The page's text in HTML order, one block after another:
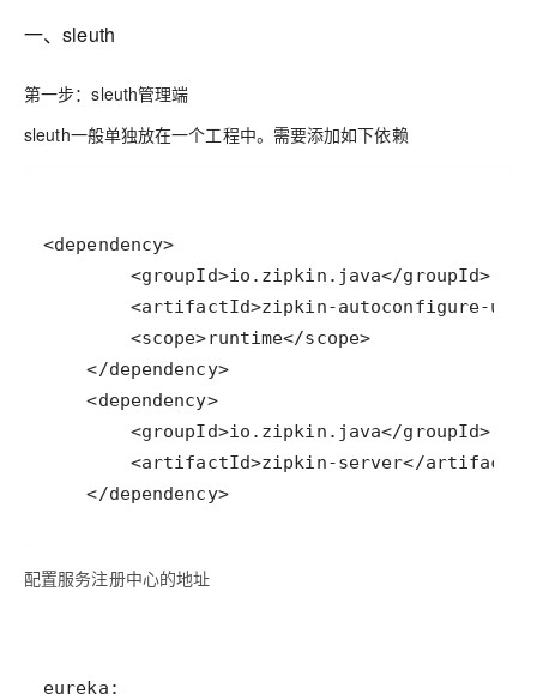
一、sleuth
第一步：sleuth管理端
sleuth一般单独放在一个工程中。需要添加如下依赖
    </dependency>
    <dependency>
    </dependency>
配置服务注册中心的地址